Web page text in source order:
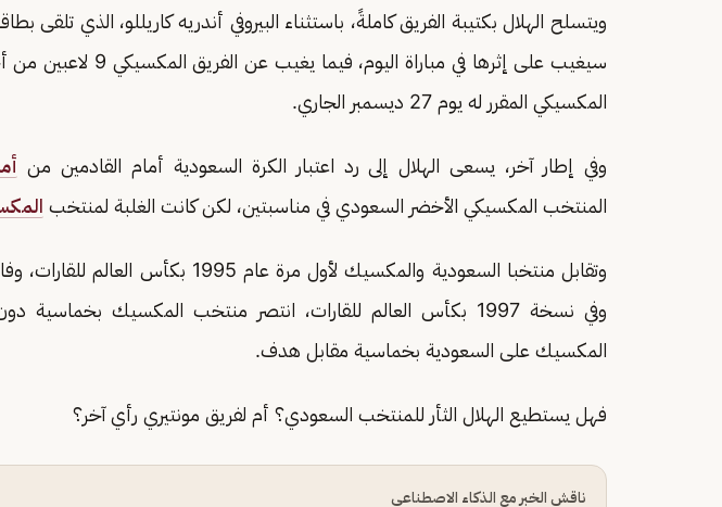
ويتسلح الهلال بكتيبة الفريق كاملةً، باستثناء البيروفي أندريه كاريللو، الذي تلقى
سيغيب على إثرها في مباراة
المكسيكي المقرر له يوم 27 ديسمبر الجاري.
وفي إطار آخر، يسعى الهلال إلى رد اعتبار الكرة السعودية أمام القادمين من
المنتخب المكسيكي الأخضر السعودي في مناسبتين، لكن كانت الغلبة لمنتخب
وتقابل منتخبا السعودية والمكسيك لأول مرة عام
المكسيك على السعودية بخماسية مقابل هدف.
فهل يستطيع الهلال الثأر للمنتخب السعودي؟ أم لفريق مونتيري رأي آخر؟
ناقش الخبر مع الذكاء الاصطناعي